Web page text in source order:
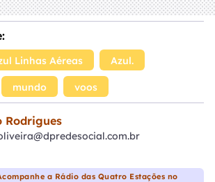
Linhas Aéreas Azul.
mundo voos
Rodrigues
a Rádio das Quatro Estações no